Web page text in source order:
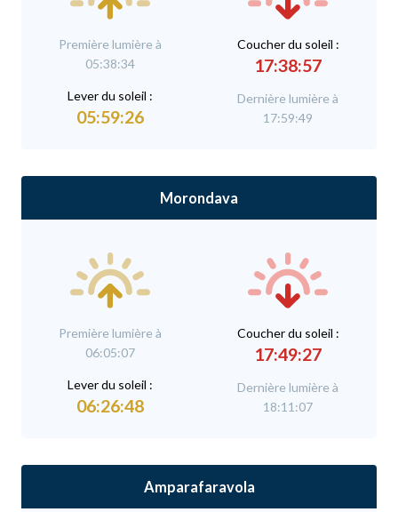
Première lumière à
05:38:34
Lever du soleil :
05:59:26
Coucher du soleil :
17:38:57
Dernière lumière à
17:59:49
Morondava
Première lumière à
06:05:07
Lever du soleil :
06:26:48
Coucher du soleil :
17:49:27
Dernière lumière à
18:11:07
Amparafaravola